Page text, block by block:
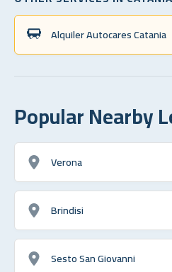
Alquiler Autocares Catania
Popular Nearby
Verona
Brindisi
Sesto San Giovanni